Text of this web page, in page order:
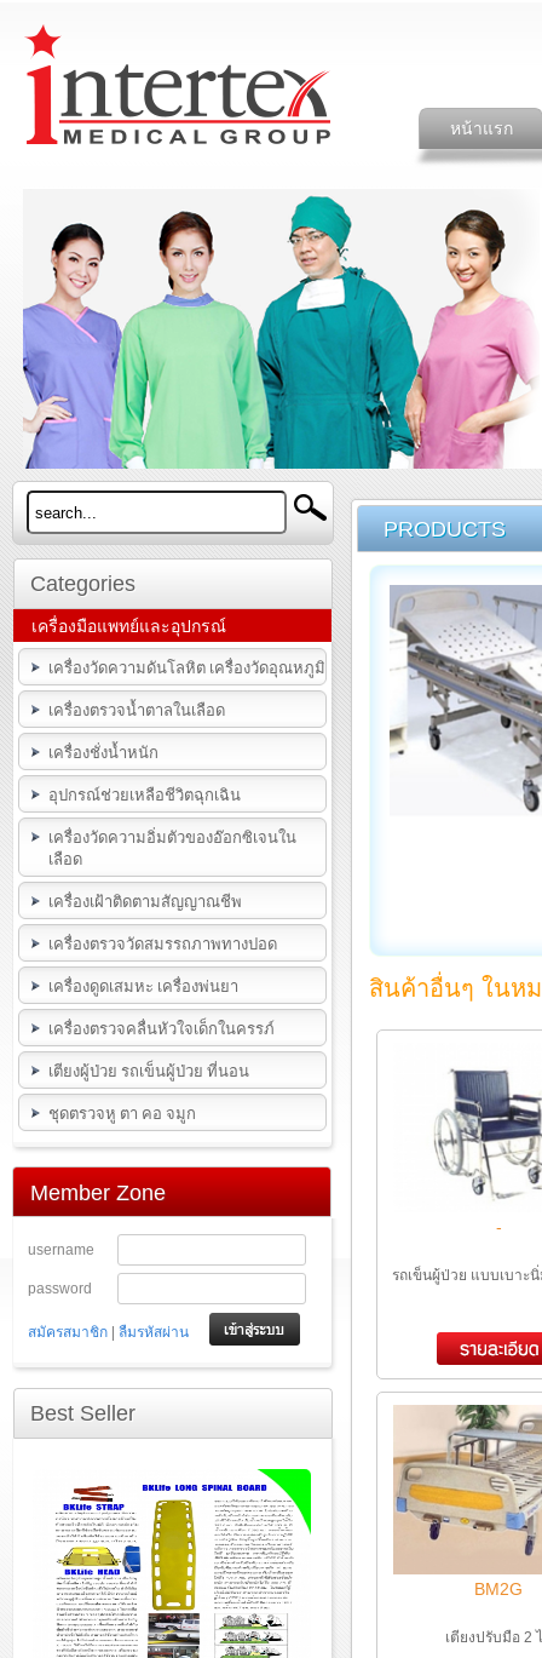
หน้าแรก
Categories
เครื่องมือแพทย์และอุปกรณ์
เครื่องวัดความดันโลหิต เครื่องวัดอุณหภูมิ
เครื่องตรวจน้ำตาลในเลือด
เครื่องชั่งน้ำหนัก
อุปกรณ์ช่วยเหลือชีวิตฉุกเฉิน
เครื่องวัดความอิ่มตัวของอ๊อกซิเจนใน
เลือด
เครื่องเฝ้าติดตามสัญญาณชีพ
เครื่องตรวจวัดสมรรถภาพทางปอด
เครื่องดูดเสมหะ เครื่องพ่นยา
เครื่องตรวจคลื่นหัวใจเด็กในครรภ์
เตียงผู้ป่วย รถเข็นผู้ป่วย ที่นอน
ชุดตรวจหู ตา คอ จมูก
Member Zone
username
password
สมัครสมาชิก | ลืมรหัสผ่าน
Best Seller
PRODUCTS
สินค้าอื่นๆ ในห
-
รถเข็นผู้ป่วย แบบเบาะ
BM2G
เตียงปรับมือ 2